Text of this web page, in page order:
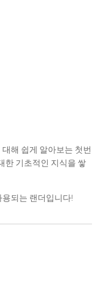
해 쉽게 알아보는 첫번
한 기초적인 지식을 쌓
되는 랜더입니다!